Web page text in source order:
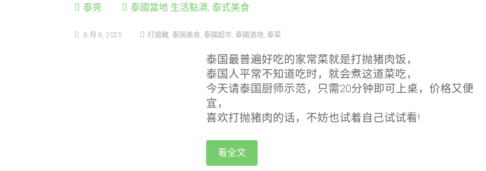
泰亮 泰國當地 生活點滴, 泰式美食
8 月 8, 2025 打拋豬, 泰国美食, 泰國超市, 泰國道地, 泰菜
泰国最普遍好吃的家常菜就是打抛猪肉饭，
泰国人平常不知道吃时，就会煮这道菜吃，
今天请泰国厨师示范，只需20分钟即可上桌，价格又便
宜，
喜欢打抛猪肉的话，不妨也试着自己试试看!
看全文